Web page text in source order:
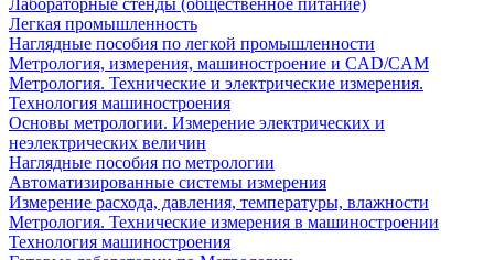
Лабораторные стенды (общественное питание)
Легкая промышленность
Наглядные пособия по легкой промышленности
Метрология, измерения, машиностроение и CAD/CAM
Метрология. Технические и электрические измерения.
Технология машиностроения
Основы метрологии. Измерение электрических и
неэлектрических величин
Наглядные пособия по метрологии
Автоматизированные системы измерения
Измерение расхода, давления, температуры, влажности
Метрология. Технические измерения в машиностроении
Технология машиностроения